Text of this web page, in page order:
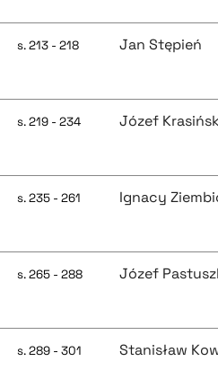
s. 213 - 218 Jan Stępień
s. 219 - 234 Józef
s. 235 - 261 Ignacy
s. 265 - 288 Józef
s. 289 - 301 Stanisław